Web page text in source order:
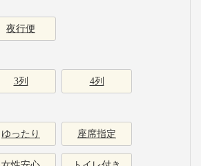
夜行便
3列 4列
ゆったり 座席指定